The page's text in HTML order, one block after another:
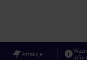
Atrakcje